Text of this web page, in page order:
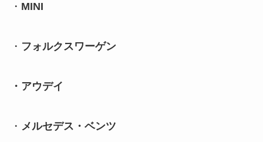
・ MINI
・ フォルクスワーゲン
・アウデイ
・ メルセデス・ベンツ